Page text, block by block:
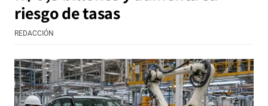
riesgo de tasas
REDACCIÓN